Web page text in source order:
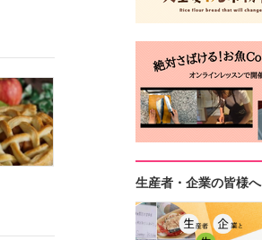
生産者・企業の皆様へ